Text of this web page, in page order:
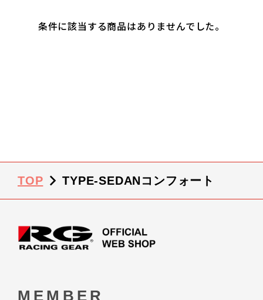
条件に該当する商品はありませんでした。
TOP TYPE-SEDANコンフォート
MEMBER